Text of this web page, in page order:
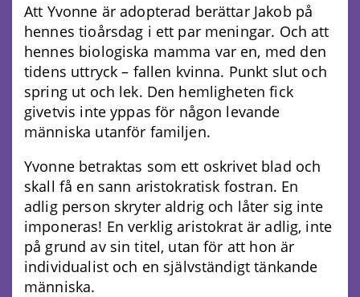
Att Yvonne är adopterad berättar Jakob på
hennes tioårsdag i ett par meningar. Och att
hennes biologiska mamma var en, med den
tidens uttryck – fallen kvinna. Punkt slut och
spring ut och lek. Den hemligheten fick
givetvis inte yppas för någon levande
människa utanför familjen.
Yvonne betraktas som ett oskrivet blad och
skall få en sann aristokratisk fostran. En
adlig person skryter aldrig och låter sig inte
imponeras! En verklig aristokrat är adlig, inte
på grund av sin titel, utan för att hon är
individualist och en självständigt tänkande
människa.